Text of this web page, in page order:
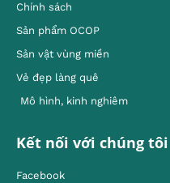
Chính sách
Sản phẩm OCOP
Sản vật vùng miền
Vẻ đẹp làng quê
Mô hình, kinh nghiêm
Kết nối với chúng tôi
Facebook